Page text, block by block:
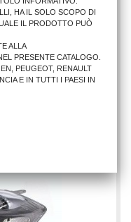
SUB.JUSTY 2007
HA IL SOLO SCOPO DI
IL PRODOTTO PUÒ
ALLA
PRESENTE CATALOGO.
PEUGEOT, RENAULT
E IN TUTTI I PAESI IN